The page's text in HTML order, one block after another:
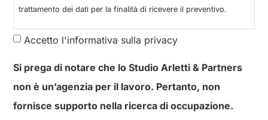
trattamento dei dati per la finalità di ricevere il preventivo.
Accetto l'informativa sulla privacy
Si prega di notare che lo Studio Arletti & Partners
non è un’agenzia per il lavoro. Pertanto, non
fornisce supporto nella ricerca di occupazione.